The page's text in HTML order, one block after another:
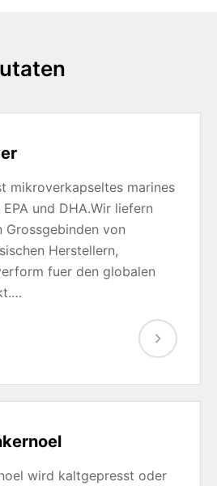
mikroverkapseltes marines
und DHA.Wir liefern
Grossgebinden von
Herstellern,
fuer den globalen
wird kaltgepresst oder